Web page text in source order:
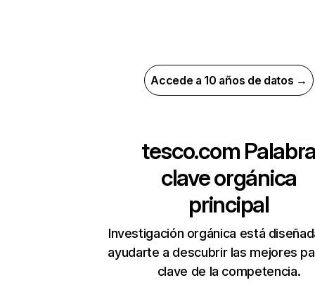
Accede a 10 años de datos →
tesco.com
clave orgánica
principal
Investigación orgánica está
ayudarte a descubrir las mejores
clave de la competencia.